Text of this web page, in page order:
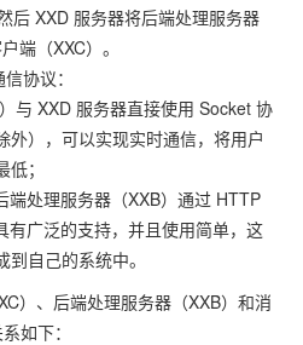
后 XXD 服务器将后端处理服务器
端（XXC）。
协议：
与 XXD 服务器直接使用 Socket 协
外），可以实现实时通信，将用户
；
端处理服务器（XXB）通过 HTTP
有广泛的支持，并且使用简单，这
自己的系统中。
）、后端处理服务器（XXB）和消
如下：